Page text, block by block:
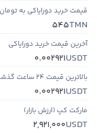
قیمت خرید دورایاکی به تومان
TMN
545
آخرین قیمت خرید دورایاکی
USDT
0.002921
بالاترین قیمت ۲۴ ساعت گذشته
USDT
0.002921
مارکت کپ (ارزش بازار)
USDT
2,921,000